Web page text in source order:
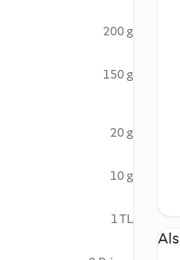
200 g
150 g
20 g
10 g
1 TL